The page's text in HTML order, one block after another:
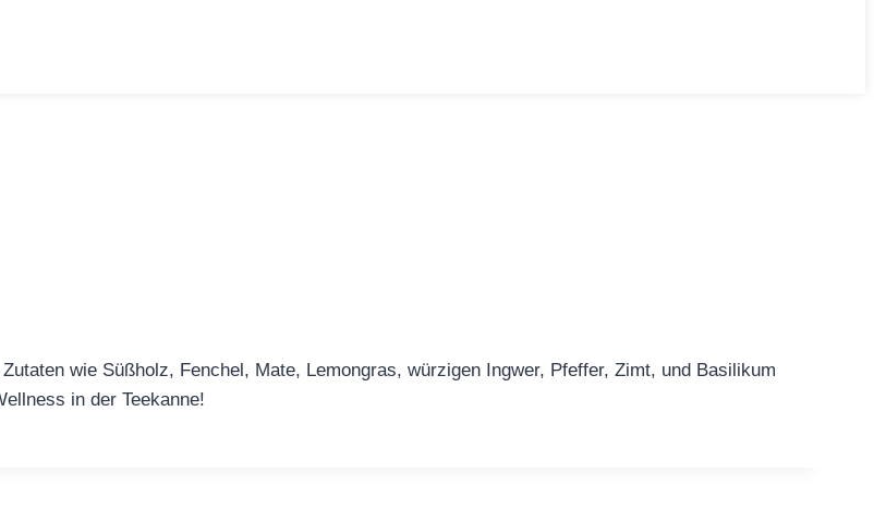
wie Süßholz, Fenchel, Mate, Lemongras, würzigen Ingwer, Pfeffer, Zimt, und Basilikum
in der Teekanne!